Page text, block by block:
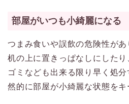
部屋がいつも小綺麗になる
つまみ食いや誤飲の危険性が
机の上に置きっぱなしにしたり
ゴミなども出来る限り早く処
然的に部屋が小綺麗な状態をキ